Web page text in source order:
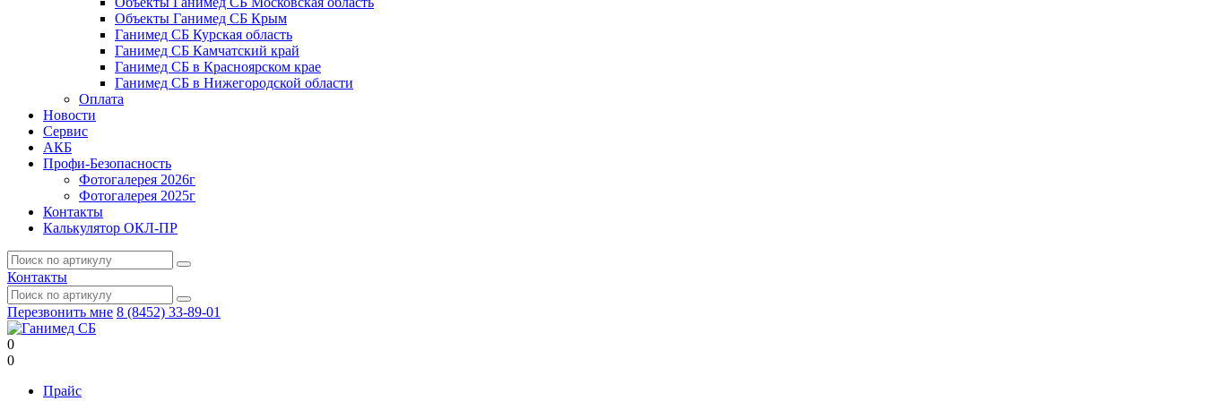
Объекты Ганимед СБ Крым
Ганимед СБ Курская область
Ганимед СБ Камчатский край
Ганимед СБ в Красноярском крае
Ганимед СБ в Нижегородской области
Оплата
Новости
Сервис
АКБ
Профи-Безопасность
Фотогалерея 2026г
Фотогалерея 2025г
Контакты
Калькулятор ОКЛ-ПР
Контакты
Перезвонить мне 8 (8452) 33-89-01
0
0
Прайс